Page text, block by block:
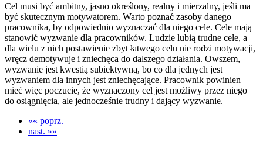
Cel musi być ambitny, jasno określony, realny i mierzalny, jeśli ma
być skutecznym motywatorem. Warto poznać zasoby danego
pracownika, by odpowiednio wyznaczać dla niego cele. Cele mają
stanowić wyzwanie dla pracowników. Ludzie lubią trudne cele, a
dla wielu z nich postawienie zbyt łatwego celu nie rodzi motywacji,
wręcz demotywuje i zniechęca do dalszego działania. Owszem,
wyzwanie jest kwestią subiektywną, bo co dla jednych jest
wyzwaniem dla innych jest zniechęcające. Pracownik powinien
mieć więc poczucie, że wyznaczony cel jest możliwy przez niego
do osiągnięcia, ale jednocześnie trudny i dający wyzwanie.
«« poprz.
nast. »»